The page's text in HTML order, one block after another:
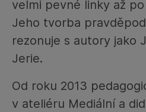
velmi pevné linky až
Jeho tvorba
rezonuje s autory jako
Jerie.
Od roku 2013
v ateliéru Mediální a